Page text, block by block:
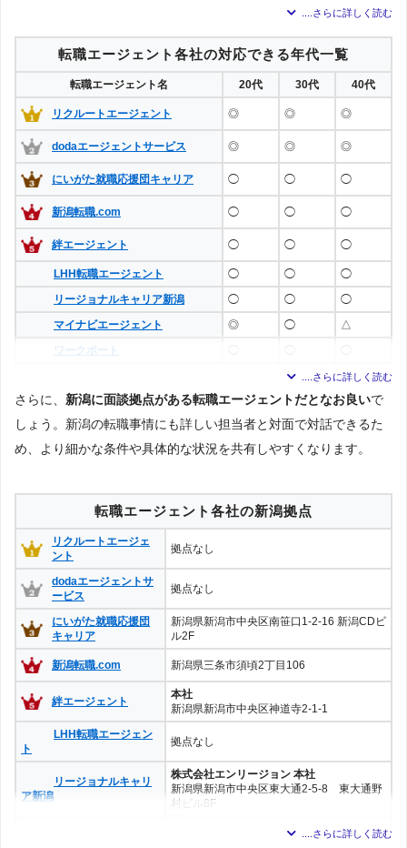
電気・電子・機械・金型：348件
画：260件
セールス・マーケティング：199件
※数値は新潟県内における該当職種の求人数
転職エージェント各社の対応できる年代一覧
転職エージェント名 20代 30代 40代
リクルートエージェント ◎ ◎ ◎
dodaエージェントサービス ◎ ◎ ◎
にいがた就職応援団キャリア ◯ ◯ ◯
新潟転職.com ◯ ◯ ◯
絆エージェント ◯ ◯ ◯
LHH転職エージェント ◯ ◯
◯
リージョナルキャリア新潟
◯ ◯
◯
マイナビエージェント
◎ ◯
△
ワークポート
△
◯
type転職エージェント
◯ ◯
◯
ランスタッド
◯ ◯
◯
パソナキャリア
◯ ◯
◯
さらに、 新潟に面談拠点がある転職エージェントだとなお良いで
しょう。新潟の転職事情にも詳しい担当者と対面で対話できるた
め、より細かな条件や具体的な状況を共有しやすくなります。
転職エージェント各社の新潟拠点
リクルートエージェ
ント
拠点なし
dodaエージェントサ
ービス
拠点なし
にいがた就職応援団
キャリア
新潟県新潟市中央区南笹口1-2-16 新潟CDビ
ル2F
新潟転職.com 新潟県三条市須頃2丁目106
絆エージェント
本社
新潟県新潟市中央区神道寺2-1-1
LHH転職エージェン
ト
拠点なし
リージョナルキャリ
ア新潟
株式会社エンリージョン 本社
新潟県新潟市中央区東大通2-5-8 東大通野
村ビル8F